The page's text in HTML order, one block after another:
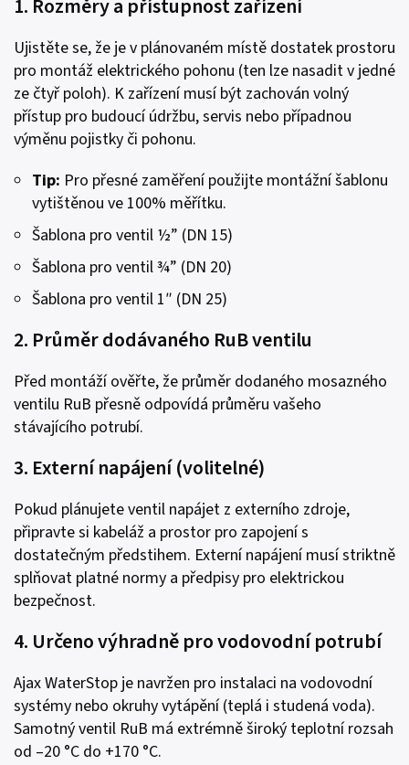
1. Rozměry a přístupnost zařízení
Ujistěte se, že je v plánovaném místě dostatek prostoru
pro montáž elektrického pohonu (ten lze nasadit v jedné
ze čtyř poloh). K zařízení musí být zachován volný
přístup pro budoucí údržbu, servis nebo případnou
výměnu pojistky či pohonu.
Tip: Pro přesné zaměření použijte montážní šablonu
vytištěnou ve 100% měřítku.
Šablona pro ventil ½” (DN 15)
Šablona pro ventil ¾” (DN 20)
Šablona pro ventil 1″ (DN 25)
2. Průměr dodávaného RuB ventilu
Před montáží ověřte, že průměr dodaného mosazného
ventilu RuB přesně odpovídá průměru vašeho
stávajícího potrubí.
3. Externí napájení (volitelné)
Pokud plánujete ventil napájet z externího zdroje,
připravte si kabeláž a prostor pro zapojení s
dostatečným předstihem. Externí napájení musí striktně
splňovat platné normy a předpisy pro elektrickou
bezpečnost.
4. Určeno výhradně pro vodovodní potrubí
Ajax WaterStop je navržen pro instalaci na vodovodní
systémy nebo okruhy vytápění (teplá i studená voda).
Samotný ventil RuB má extrémně široký teplotní rozsah
od –20 °C do +170 °C.